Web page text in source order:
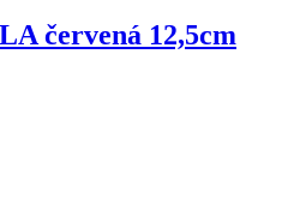
červená 12,5cm